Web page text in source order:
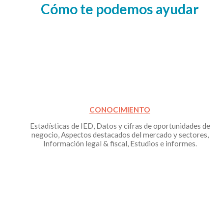
Cómo te podemos ayudar
CONOCIMIENTO
Estadísticas de IED, Datos y cifras de oportunidades de
negocio, Aspectos destacados del mercado y sectores,
Información legal & fiscal, Estudios e informes.